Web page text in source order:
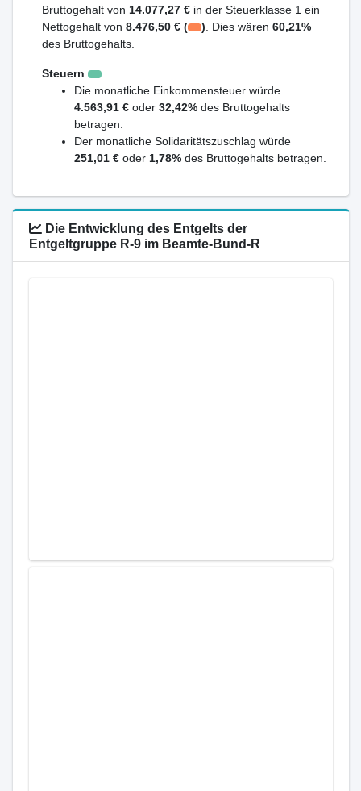
Bruttogehalt von 14.077,27 € in der Steuerklasse 1 ein
Nettogehalt von 8.476,50 € ( ) . Dies wären60,21%
des Bruttogehalts.
Steuern
Die monatliche Einkommensteuer würde
4.563,91 € oder 32,42% des Bruttogehalts
betragen.
Der monatliche Solidaritätszuschlag würde
251,01 € oder 1,78% des Bruttogehalts betragen.
Die Entwicklung des Entgelts der
Entgeltgruppe R-9 im Beamte-Bund-R